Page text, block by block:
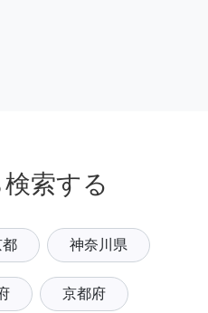
索する
都 神奈川県
京都府